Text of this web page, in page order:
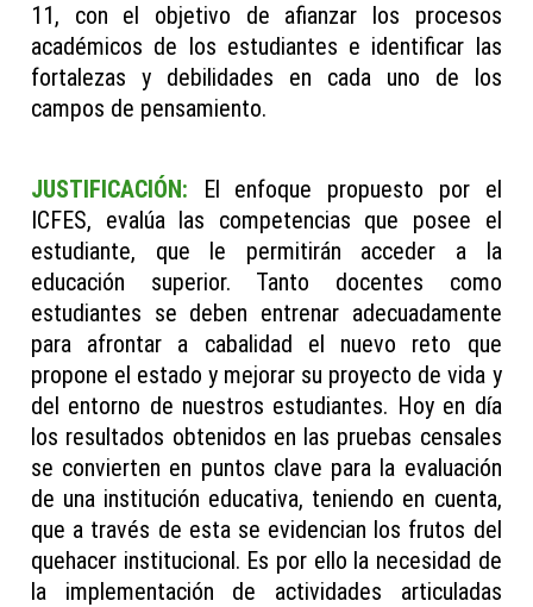
11, con el objetivo de afianzar los procesos
académicos de los estudiantes e identificar las
fortalezas y debilidades en cada uno de los
campos de pensamiento.
JUSTIFICACIÓN: El enfoque propuesto por el
ICFES, evalúa las competencias que posee el
estudiante, que le permitirán acceder a la
educación superior. Tanto docentes como
estudiantes se deben entrenar adecuadamente
para afrontar a cabalidad el nuevo reto que
propone el estado y mejorar su proyecto de vida y
del entorno de nuestros estudiantes. Hoy en día
los resultados obtenidos en las pruebas censales
se convierten en puntos clave para la evaluación
de una institución educativa, teniendo en cuenta,
que a través de esta se evidencian los frutos del
quehacer institucional. Es por ello la necesidad de
la implementación de actividades articuladas